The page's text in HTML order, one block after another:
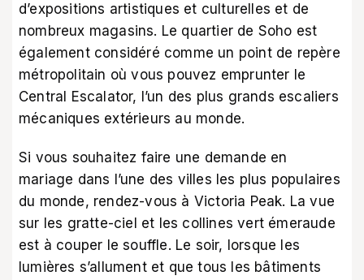
d’expositions artistiques et culturelles et de
nombreux magasins. Le quartier de Soho est
également considéré comme un point de repère
métropolitain où vous pouvez emprunter le
Central Escalator, l’un des plus grands escaliers
mécaniques extérieurs au monde.
Si vous souhaitez faire une demande en
mariage dans l’une des villes les plus populaires
du monde, rendez-vous à Victoria Peak. La vue
sur les gratte-ciel et les collines vert émeraude
est à couper le souffle. Le soir, lorsque les
lumières s’allument et que tous les bâtiments